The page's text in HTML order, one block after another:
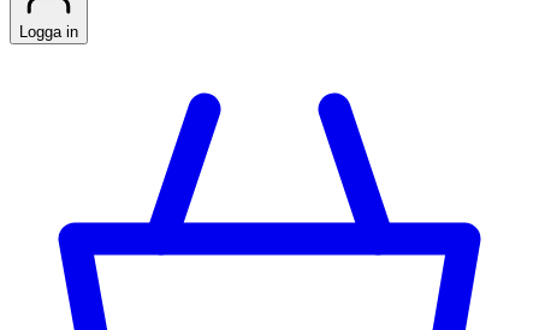
Logga in